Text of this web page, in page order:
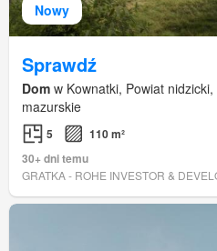
Nowy
Sprawdź
Dom w Kownatki, Powiat
mazurskie
5
110 m²
30+ dni temu
GRATKA - ROHE INVESTOR &